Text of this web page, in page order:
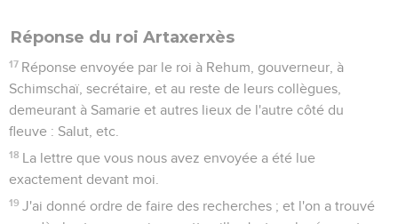
Réponse du roi Artaxerxès
17 Réponse envoyée par le roi à Rehum, gouverneur, à
Schimschaï, secrétaire, et au reste de leurs collègues,
demeurant à Samarie et autres lieux de l'autre côté du
fleuve : Salut, etc.
18 La lettre que vous nous avez envoyée a été lue
exactement devant moi.
19 J'ai donné ordre de faire des recherches ; et l'on a trouvé